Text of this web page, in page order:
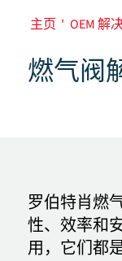
主页 ' OEM 解
燃气阀
罗伯特肖燃
性、效率和
用，它们都